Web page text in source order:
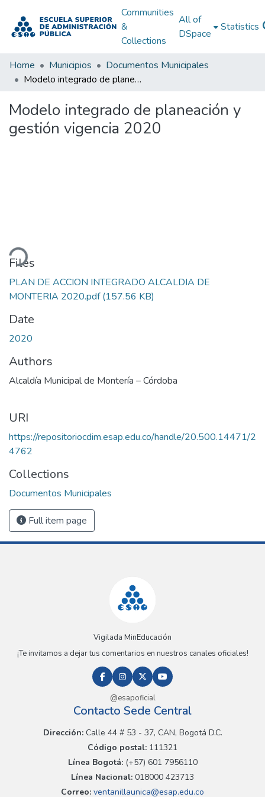
Communities
&
Collections
All of
DSpace
Statistics
Home Municipios
Documentos Municipales
Modelo integrado de planeación y gestión vigencia 2020
Modelo integrado de planeación y
gestión vigencia 2020
Files
PLAN DE ACCION INTEGRADO ALCALDIA DE
MONTERIA 2020.pdf(157.56 KB)
Date
2020
Authors
Alcaldía Municipal de Montería – Córdoba
URI
https://repositoriocdim.esap.edu.co/handle/20.500.14471/2
4762
Collections
Documentos Municipales
Full item page
Vigilada MinEducación
¡Te invitamos a dejar tus comentarios en nuestros canales oficiales!
@esapoficial
Contacto Sede Central
Dirección:Calle 44 # 53 - 37, CAN, Bogotá D.C.
Código postal: 111321
Línea Bogotá:(+57) 601 7956110
Línea Nacional: 018000 423713
Correo: ventanillaunica@esap.edu.co